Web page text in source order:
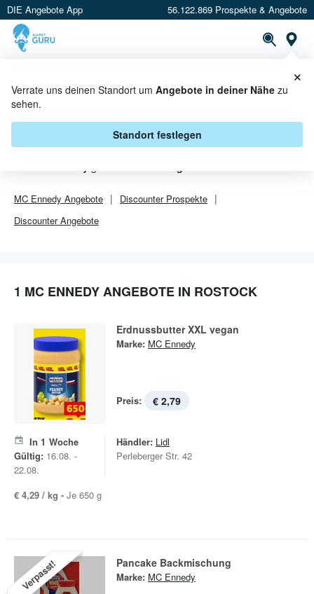
DIE Angebote App 56.122.869 Prospekte & Angebote
Verrate uns deinen Standort um Angebote in deiner Nähe zu
sehen.
Standort festlegen
×
MC ENNEDY ANGEBOTE IN
MC Ennedy Angebote DiscounterProspekte
DiscounterAngebote
1 MC ENNEDY ANGEBOTE IN ROSTOCK
Erdnussbutter XXL vegan
Marke: MC Ennedy
Preis: € 2,79
In 1 Woche
Gültig: 16.08. -
22.08.
Händler: Lidl
Perleberger Str. 42
€ 4,29 / kg - Je 650 g
Verpasst! Pancake Backmischung
Marke: MC Ennedy